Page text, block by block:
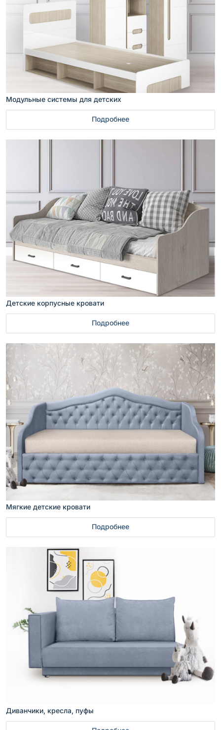
Модульные системы для детских
Подробнее
Детские корпусные кровати
Подробнее
Мягкие детские кровати
Подробнее
Диванчики, кресла, пуфы